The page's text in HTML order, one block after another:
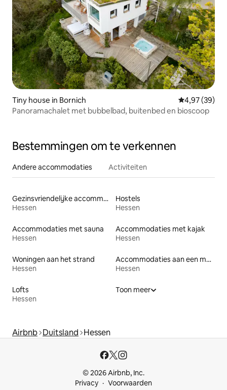
Tiny house in Bornich Gemiddelde
4,97 (39)
Panoramachalet met bubbelbad, buitenbed en bioscoop
Bestemmingen om te verkennen
Andere accommodaties Activiteiten
Gezinsvriendelijke accommodaties
Hessen
Hostels
Hessen
Accommodaties met sauna
Hessen
Accommodaties met kajak
Hessen
Woningen aan het strand
Hessen
Accommodaties aan een meer
Hessen
Lofts
Hessen
Toon meer
Airbnb Duitsland Hessen
© 2026 Airbnb, Inc.
Privacy
Voorwaarden